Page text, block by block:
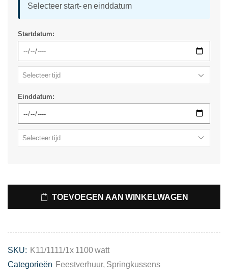
Selecteer start- en einddatum
Startdatum:
Einddatum:
TOEVOEGEN AAN WINKELWAGEN
SKU: K11/1111/1x 1100 watt
Categorieën Feestverhuur, Springkussens